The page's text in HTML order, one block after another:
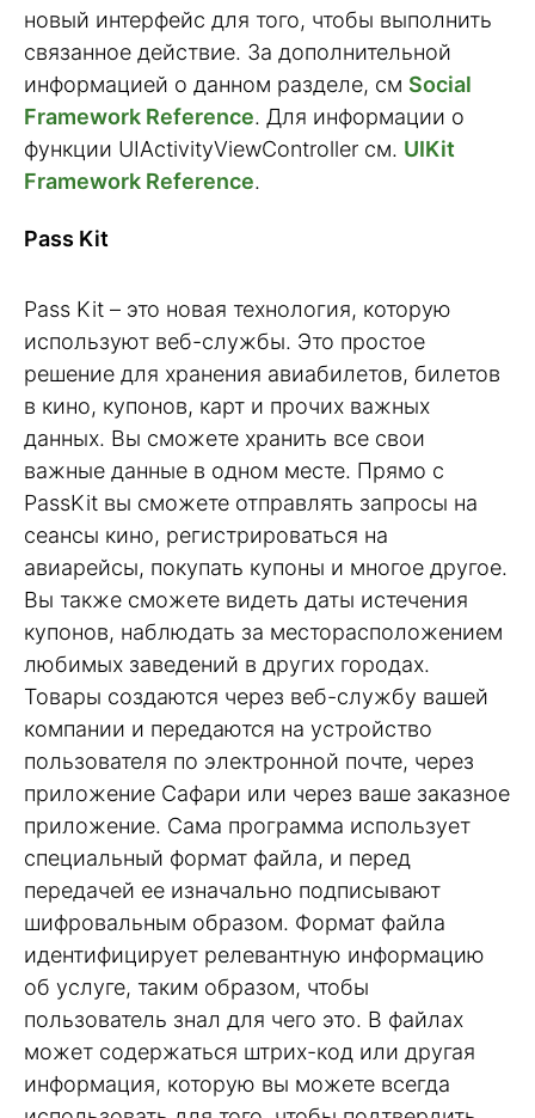
новый интерфейс для того, чтобы выполнить
связанное действие. За дополнительной
информацией о данном разделе, см Social
Framework Reference. Для информации о
функции UIActivityViewController см. UIKit
Framework Reference.
Pass Kit
Pass Kit – это новая технология, которую
используют веб-службы. Это простое
решение для хранения авиабилетов, билетов
в кино, купонов, карт и прочих важных
данных. Вы сможете хранить все свои
важные данные в одном месте. Прямо с
PassKit вы сможете отправлять запросы на
сеансы кино, регистрироваться на
авиарейсы, покупать купоны и многое другое.
Вы также сможете видеть даты истечения
купонов, наблюдать за месторасположением
любимых заведений в других городах.
Товары создаются через веб-службу вашей
компании и передаются на устройство
пользователя по электронной почте, через
приложение Сафари или через ваше заказное
приложение. Сама программа использует
специальный формат файла, и перед
передачей ее изначально подписывают
шифровальным образом. Формат файла
идентифицирует релевантную информацию
об услуге, таким образом, чтобы
пользователь знал для чего это. В файлах
может содержаться штрих-код или другая
информация, которую вы можете всегда